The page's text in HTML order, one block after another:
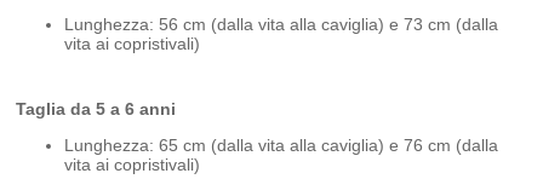
Lunghezza: 56 cm (dalla vita alla caviglia) e 73 cm (dalla
vita ai copristivali)
Taglia da 5 a 6 anni
Lunghezza: 65 cm (dalla vita alla caviglia) e 76 cm (dalla
vita ai copristivali)